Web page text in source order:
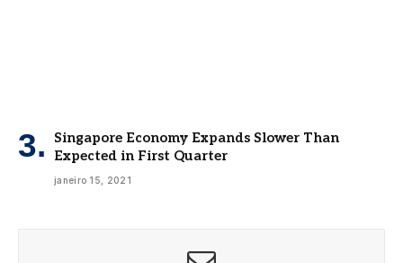
Singapore Economy Expands Slower Than
Expected in First Quarter
janeiro 15, 2021